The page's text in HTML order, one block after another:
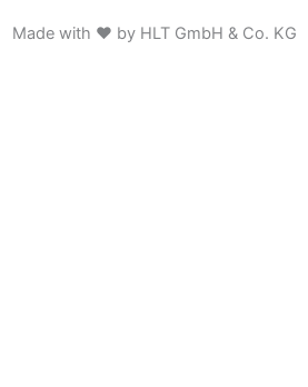
Made with ♥ by HLT GmbH & Co. KG